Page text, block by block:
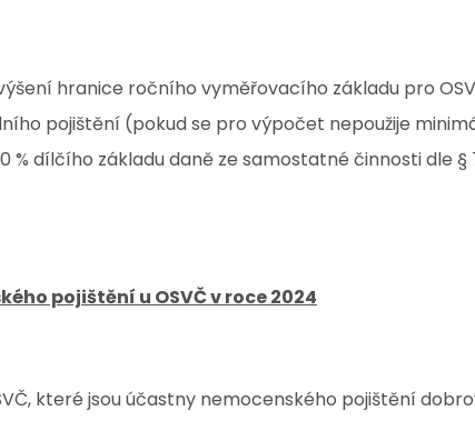
hranice ročního vyměřovacího základu pro
pojištění (pokud se pro výpočet nepoužije
% dílčího základu daně ze samostatné činnosti dle §
pojištění u OSVČ v roce 2024
které jsou účastny nemocenského pojištění